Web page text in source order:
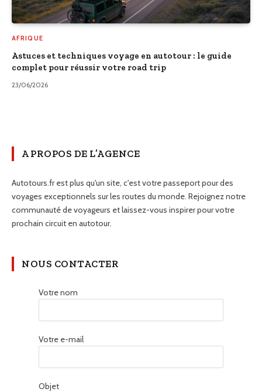
AFRIQUE
Astuces et techniques voyage en autotour : le guide
complet pour réussir votre road trip
23/06/2026
A PROPOS DE L’AGENCE
Autotours.fr est plus qu'un site, c'est votre passeport pour des
voyages exceptionnels sur les routes du monde. Rejoignez notre
communauté de voyageurs et laissez-vous inspirer pour votre
prochain circuit en autotour.
NOUS CONTACTER
Votre nom
Votre e-mail
Objet